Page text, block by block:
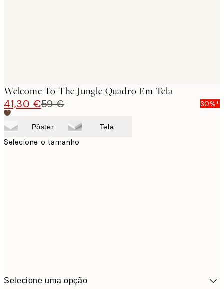
Welcome To The Jungle Quadro Em Tela
41,30 €59 € 30%*
Pôster Tela
Selecione o tamanho
Selecione uma opção